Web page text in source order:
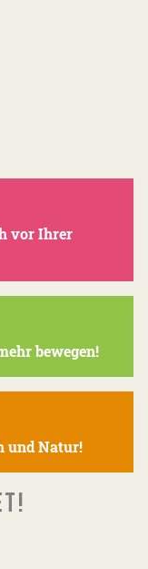
vor Ihrer
bewegen!
und Natur!